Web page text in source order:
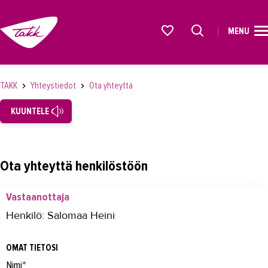
OPISKELIJAKSI
YRITYKSILLE
OMA TAKK
MENU
TAKK Yhteystiedot Ota yhteyttä
KUUNTELE
Ota yhteyttä henkilöstöön
Vastaanottaja
Henkilö: Salomaa Heini
OMAT TIETOSI
Nimi*